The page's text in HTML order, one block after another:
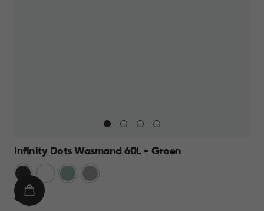
Infinity Dots Wasmand 60L - Groen
DonkergrijsGroenLicht
€
€ 19,95
IN